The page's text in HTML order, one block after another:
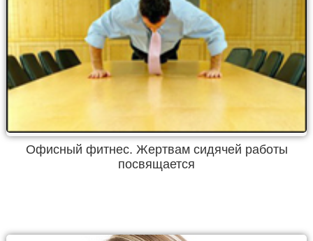
Офисный фитнес. Жертвам сидячей работы
посвящается